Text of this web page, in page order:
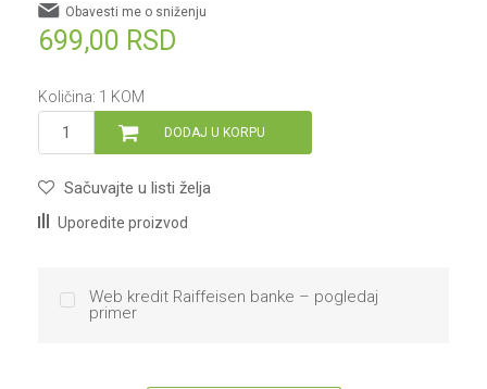
699,00 RSD
Obavesti me o sniženju
Količina: 1 KOM
DODAJ U KORPU
Sačuvajte u listi želja
Uporedite proizvod
Web kredit Raiffeisen banke – pogledaj
primer